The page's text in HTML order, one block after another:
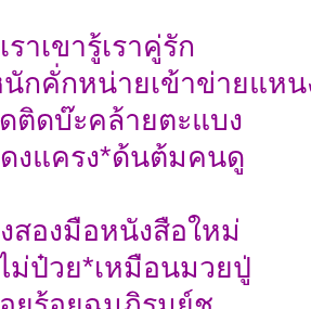
ราเขารู้เราคู่รัก
กคั่กหน่ายเข้าข่ายแหน
ติดบ๊ะคล้ายตะแบง
งแครง*ด้นต้มคนดู
สองมือหนังสือใหม่
ม่ป๋วย*เหมือนมวยปู่